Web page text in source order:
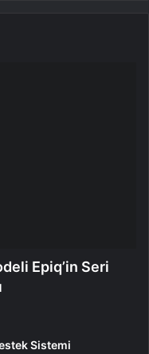
Epiq’in Seri
Sistemi